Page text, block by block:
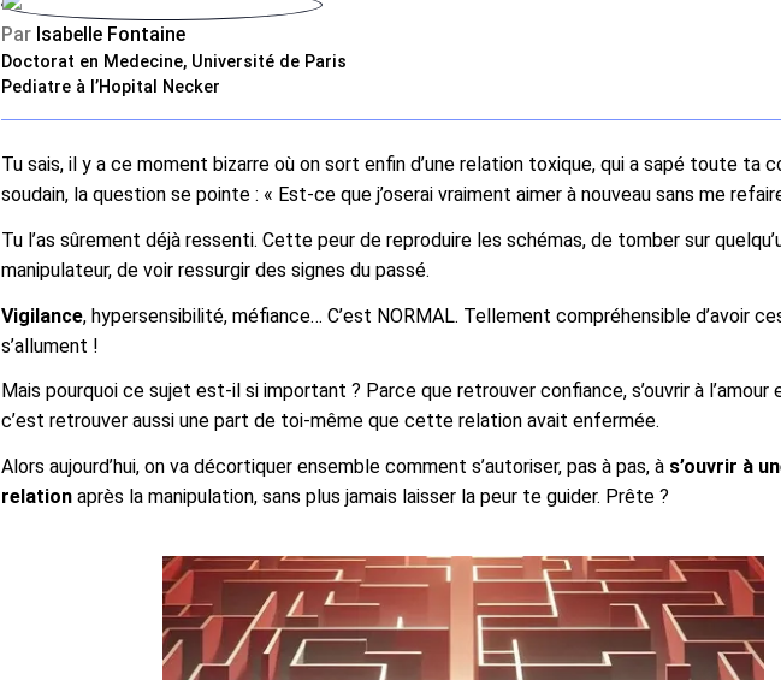
Par Isabelle Fontaine
Doctorat en Medecine, Université de Paris
Pediatre à l’Hopital Necker
Tu sais, il y a ce moment bizarre où on sort enfin d’une relation toxique, qui a sapé toute ta
soudain, la question se pointe : « Est-ce que j’oserai vraiment aimer à nouveau sans me
Tu l’as sûrement déjà ressenti. Cette peur de reproduire les schémas, de tomber sur
manipulateur, de voir ressurgir des signes du passé.
Vigilance, hypersensibilité, méfiance… C’est NORMAL. Tellement compréhensible d’avoir
s’allument !
Mais pourquoi ce sujet est-il si important ? Parce que retrouver confiance, s’ouvrir à
c’est retrouver aussi une part de toi-même que cette relation avait enfermée.
Alors aujourd’hui, on va décortiquer ensemble comment s’autoriser, pas à pas, à s’ouvrir à
relation après la manipulation, sans plus jamais laisser la peur te guider. Prête ?